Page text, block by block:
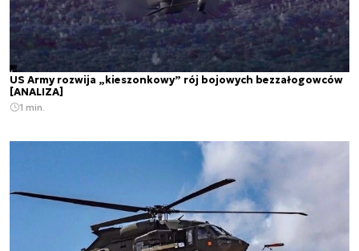
US Army rozwija „kieszonkowy” rój bojowych bezzałogowców
[ANALIZA]
1 min.